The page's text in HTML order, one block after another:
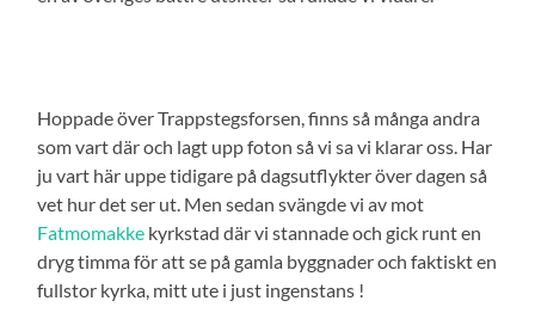
Hoppade över Trappstegsforsen, finns så många andra
som vart där och lagt upp foton så vi sa vi klarar oss. Har
ju vart här uppe tidigare på dagsutflykter över dagen så
vet hur det ser ut. Men sedan svängde vi av mot
Fatmomakke kyrkstad där vi stannade och gick runt en
dryg timma för att se på gamla byggnader och faktiskt en
fullstor kyrka, mitt ute i just ingenstans !